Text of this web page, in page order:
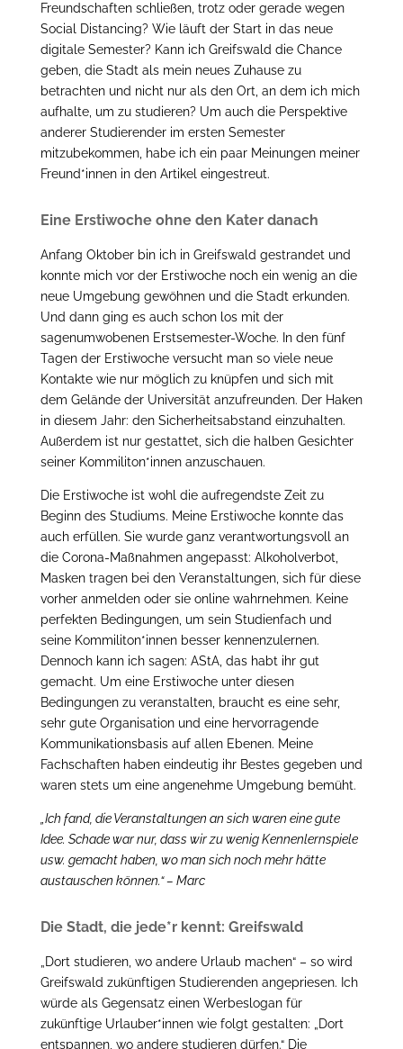
Freundschaften schließen, trotz oder gerade wegen
Social Distancing? Wie läuft der Start in das neue
digitale Semester? Kann ich Greifswald die Chance
geben, die Stadt als mein neues Zuhause zu
betrachten und nicht nur als den Ort, an dem ich mich
aufhalte, um zu studieren? Um auch die Perspektive
anderer Studierender im ersten Semester
mitzubekommen, habe ich ein paar Meinungen meiner
Freund*innen in den Artikel eingestreut.
Eine Erstiwoche ohne den Kater danach
Anfang Oktober bin ich in Greifswald gestrandet und
konnte mich vor der Erstiwoche noch ein wenig an die
neue Umgebung gewöhnen und die Stadt erkunden.
Und dann ging es auch schon los mit der
sagenumwobenen Erstsemester-Woche. In den fünf
Tagen der Erstiwoche versucht man so viele neue
Kontakte wie nur möglich zu knüpfen und sich mit
dem Gelände der Universität anzufreunden. Der Haken
in diesem Jahr: den Sicherheitsabstand einzuhalten.
Außerdem ist nur gestattet, sich die halben Gesichter
seiner Kommiliton*innen anzuschauen.
Die Erstiwoche ist wohl die aufregendste Zeit zu
Beginn des Studiums. Meine Erstiwoche konnte das
auch erfüllen. Sie wurde ganz verantwortungsvoll an
die Corona-Maßnahmen angepasst: Alkoholverbot,
Masken tragen bei den Veranstaltungen, sich für diese
vorher anmelden oder sie online wahrnehmen. Keine
perfekten Bedingungen, um sein Studienfach und
seine Kommiliton*innen besser kennenzulernen.
Dennoch kann ich sagen: AStA, das habt ihr gut
gemacht. Um eine Erstiwoche unter diesen
Bedingungen zu veranstalten, braucht es eine sehr,
sehr gute Organisation und eine hervorragende
Kommunikationsbasis auf allen Ebenen. Meine
Fachschaften haben eindeutig ihr Bestes gegeben und
waren stets um eine angenehme Umgebung bemüht.
„Ich fand, die Veranstaltungen an sich waren eine gute
Idee. Schade war nur, dass wir zu wenig Kennenlernspiele
usw. gemacht haben, wo man sich noch mehr hätte
austauschen können.“ – Marc
Die Stadt, die jede*r kennt: Greifswald
„Dort studieren, wo andere Urlaub machen“ – so wird
Greifswald zukünftigen Studierenden angepriesen. Ich
würde als Gegensatz einen Werbeslogan für
zukünftige Urlauber*innen wie folgt gestalten: „Dort
entspannen, wo andere studieren dürfen.“ Die